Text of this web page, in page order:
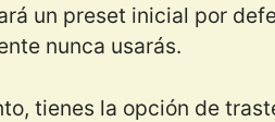
un preset inicial por
nunca usarás.
tienes la opción de